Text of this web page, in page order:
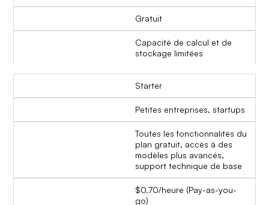
Gratuit
Capacité de calcul et de
stockage limitées
Starter
Petites entreprises, startups
Toutes les fonctionnalités du
plan gratuit, accès à des
modèles plus avancés,
support technique de base
$0.70/heure (Pay-as-you-
go)